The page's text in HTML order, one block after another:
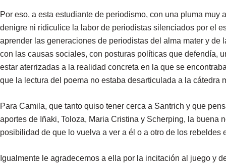
Por eso, a esta estudiante de periodismo, con una pluma
denigre ni ridiculice la labor de periodistas silenciados por el
aprender las generaciones de periodistas del alma mater y
con las causas sociales, con posturas políticas que defendía,
estar aterrizadas a la realidad concreta en la que se
que la lectura del poema no estaba desarticulada a la cátedra
Para Camila, que tanto quiso tener cerca a Santrich y que
aportes de Iñaki, Toloza, Maria Cristina y Scherping, la
posibilidad de que lo vuelva a ver a él o a otro de los
Igualmente le agradecemos a ella por la incitación al juego y